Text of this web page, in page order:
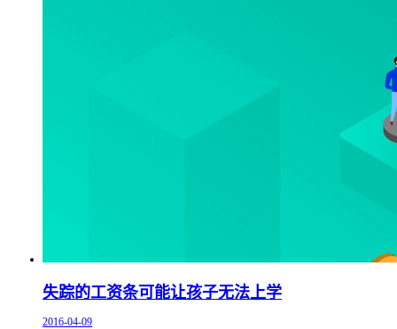
失踪的工资条可能让孩子无法上学
2016-04-09